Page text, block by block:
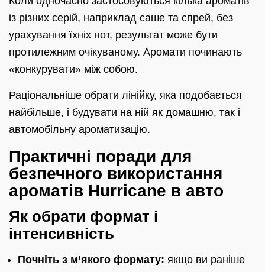
із різних серій, наприклад саше та спрей, без
урахування їхніх нот, результат може бути
протилежним очікуваному. Аромати починають
«конкурувати» між собою.
Раціональніше обрати лінійку, яка подобається
найбільше, і будувати на ній як домашню, так і
автомобільну ароматизацію.
Практичні поради для
безпечного використання
ароматів Hurricane в авто
Як обрати формат і
інтенсивність
Почніть з м’якого формату: якщо ви раніше